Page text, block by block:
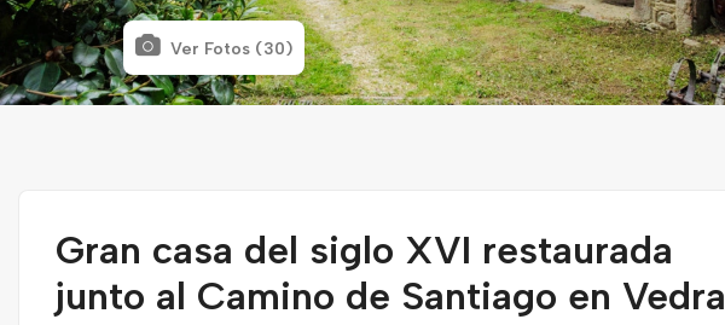
Ver Fotos (30)
Gran casa del siglo XVI restaurada
junto al Camino de Santiago en Vedra